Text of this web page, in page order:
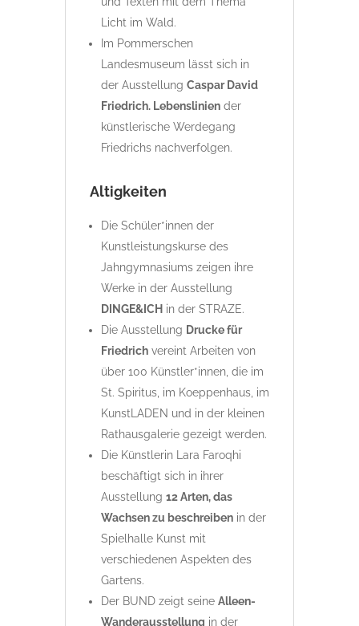
Licht im Wald.
Im Pommerschen
Landesmuseum lässt sich in
der Ausstellung Caspar David
Friedrich. Lebensliniender
künstlerische Werdegang
Friedrichs nachverfolgen.
Altigkeiten
Die Schüler*innen der
Kunstleistungskurse des
Jahngymnasiums zeigen ihre
Werke in der Ausstellung
DINGE&ICH in der STRAZE.
Die Ausstellung Drucke für
Friedrichvereint Arbeiten von
über 100 Künstler*innen, die im
St. Spiritus, im Koeppenhaus, im
KunstLADEN und in der kleinen
Rathausgalerie gezeigt werden.
Die Künstlerin Lara Faroqhi
beschäftigt sich in ihrer
Ausstellung 12 Arten, das
Wachsen zu beschreibenin der
Spielhalle Kunst mit
verschiedenen Aspekten des
Gartens.
Der BUND zeigt seine Alleen-
Wanderausstellung in der